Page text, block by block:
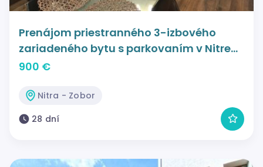
Prenájom priestranného 3-izbového
zariadeného bytu s parkovaním v Nitre
časť Zobor
900 €
Nitra - Zobor
28 dní